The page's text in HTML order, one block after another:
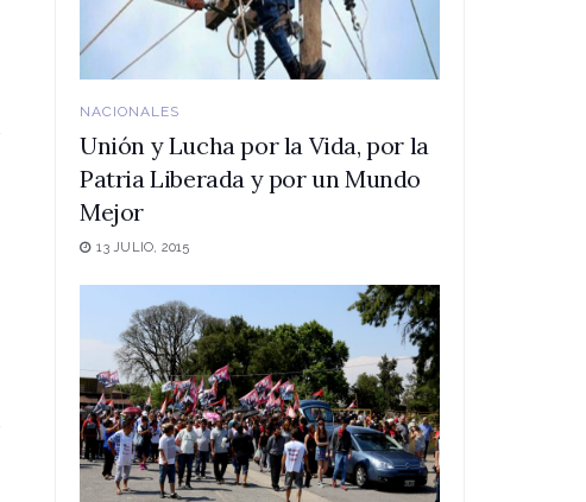
NACIONALES
Unión y Lucha por la Vida, por la
Patria Liberada y por un Mundo
Mejor
13 JULIO, 2015